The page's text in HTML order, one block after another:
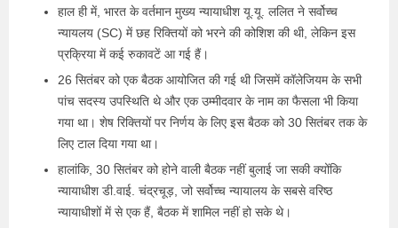
हाल ही में, भारत के वर्तमान मुख्य न्यायाधीश यू.यू. ललित ने सर्वोच्च
न्यायलय (SC) में छह रिक्तियों को भरने की कोशिश की थी, लेकिन इस
प्रक्रिया में कई रुकावटें आ गई हैं।
26 सितंबर को एक बैठक आयोजित की गई थी जिसमें कॉलेजियम के सभी
पांच सदस्य उपस्थिति थे और एक उम्मीदवार के नाम का फैसला भी किया
गया था। शेष रिक्तियों पर निर्णय के लिए इस बैठक को 30 सितंबर तक के
लिए टाल दिया गया था।
हालांकि, 30 सितंबर को होने वाली बैठक नहीं बुलाई जा सकी क्योंकि
न्यायाधीश डी.वाई. चंद्रचूड़, जो सर्वोच्च न्यायालय के सबसे वरिष्ठ
न्यायाधीशों में से एक हैं, बैठक में शामिल नहीं हो सके थे।